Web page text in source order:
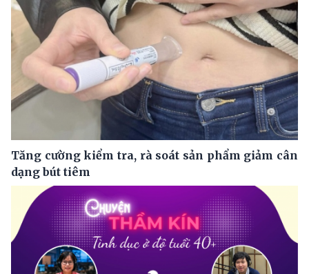
Tăng cường kiểm tra, rà soát sản phẩm giảm cân
dạng bút tiêm